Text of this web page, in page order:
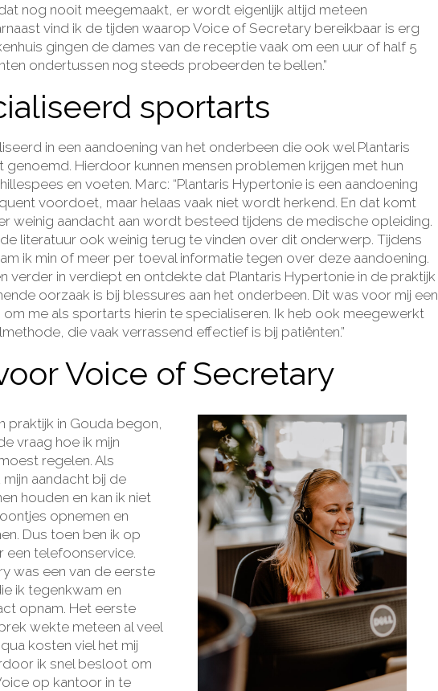
nog nooit meegemaakt, er wordt eigenlijk altijd meteen
vind ik de tijden waarop Voice of Secretary bereikbaar is erg
gingen de dames van de receptie vaak om een uur of half 5
ondertussen nog steeds probeerden te bellen.”
sportarts
in een aandoening van het onderbeen die ook wel Plantaris
Hierdoor kunnen mensen problemen krijgen met hun
en voeten. Marc: “Plantaris Hypertonie is een aandoening
voordoet, maar helaas vaak niet wordt herkend. En dat komt
weinig aandacht aan wordt besteed tijdens de medische opleiding.
de literatuur ook weinig terug te vinden over dit onderwerp. Tijdens
ik min of meer per toeval informatie tegen over deze aandoening.
verder in verdiept en ontdekte dat Plantaris Hypertonie in de praktijk
oorzaak is bij blessures aan het onderbeen. Dit was voor mij een
om me als sportarts hierin te specialiseren. Ik heb ook meegewerkt
die vaak verrassend effectief is bij patiënten.”
Voice of Secretary
praktijk in Gouda begon,
vraag hoe ik mijn
regelen. Als
aandacht bij de
houden en kan ik niet
opnemen en
Dus toen ben ik op
een telefoonservice.
was een van de eerste
ik tegenkwam en
opnam. Het eerste
wekte meteen al veel
kosten viel het mij
ik snel besloot om
op kantoor in te